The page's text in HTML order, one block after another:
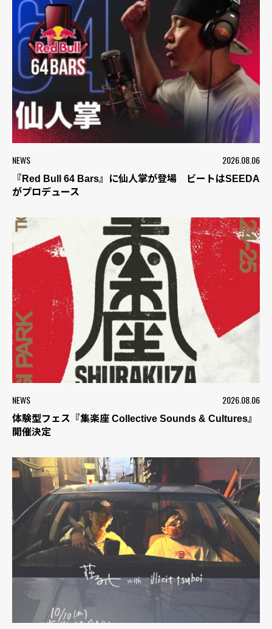
NEWS 2026.08.06
『Red Bull 64 Bars』に仙人掌が登場 ビートはSEEDA
がプロデュース
NEWS 2026.08.06
体験型フェス『集楽座 Collective Sounds & Cultures』
開催決定